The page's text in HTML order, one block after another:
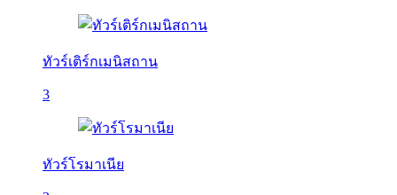
ทัวร์เติร์กเมนิสถาน
3
ทัวร์โรมาเนีย